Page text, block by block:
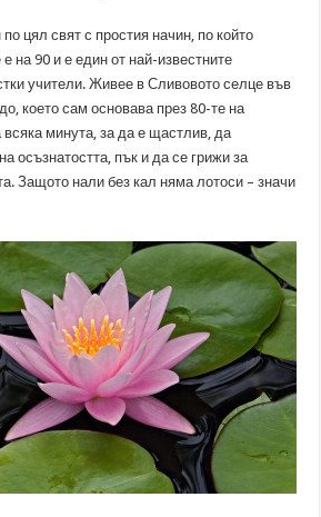
цял свят с простия начин, по който
на 90 и е един от най-известните
учители. Живее в Сливовото селце във
което сам основава през 80-те на
минута, за да е щастлив, да
осъзнатостта, пък и да се грижи за
Защото нали без кал няма лотоси – значи